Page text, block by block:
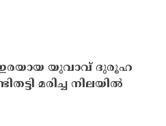
യുവാവ് ദുരൂഹ
മരിച്ച നിലയില്‍